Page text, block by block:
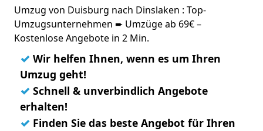
Umzug von Duisburg nach Dinslaken : Top-
Umzugsunternehmen ➨ Umzüge ab 69€ –
Kostenlose Angebote in 2 Min.
✓ Wir helfen Ihnen, wenn es um Ihren
Umzug geht!
✓ Schnell & unverbindlich Angebote
erhalten!
✓ Finden Sie das beste Angebot für Ihren